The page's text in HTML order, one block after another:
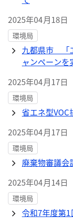
2025年04月18日
環境局
九都県市 「
ャンペーンを
2025年04月17日
環境局
省エネ型
2025年04月17日
環境局
廃棄物審議会
2025年04月14日
環境局
令和7年度第